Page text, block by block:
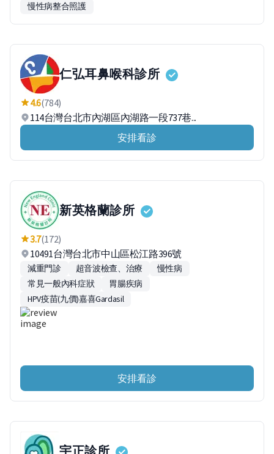
慢性病整合照護
仁弘耳鼻喉科診所
4.6(784)
114台灣台北市內湖區內湖路一段737巷...
安排看診
新英格蘭診所
3.7(172)
10491台灣台北市中山區松江路396號
減重門診 超音波檢查、治療
慢性病
常見一般內科症狀
胃腸疾病
HPV疫苗(九價)嘉喜Gardasil
安排看診
宇正診所